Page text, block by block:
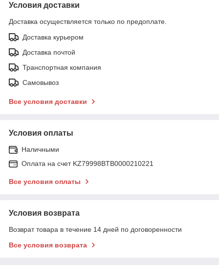
Условия доставки
Доставка осуществляется только по предоплате.
Доставка курьером
Доставка почтой
Транспортная компания
Самовывоз
Все условия доставки
Условия оплаты
Наличными
Оплата на счет KZ79998BTB0000210221
Все условия оплаты
Условия возврата
Возврат товара в течение 14 дней по договоренности
Все условия возврата